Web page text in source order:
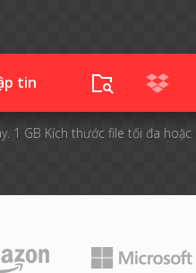
tin
1 GB Kích thước file tối đa hoặc